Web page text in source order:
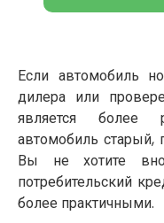
Если автомобиль
дилера или
является более
автомобиль старый,
Вы не хотите
потребительский
более практичными.